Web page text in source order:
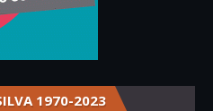
1970-2023